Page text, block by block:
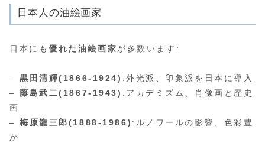
日本人の油絵画家
日本にも優れた油絵画家が多数います:
–黒田清輝(1866-1924) :外光派、印象派を日本に導入
–藤島武二(1867-1943) :アカデミズム、肖像画と歴史
画
–梅原龍三郎(1888-1986) :ルノワールの影響、色彩豊
か